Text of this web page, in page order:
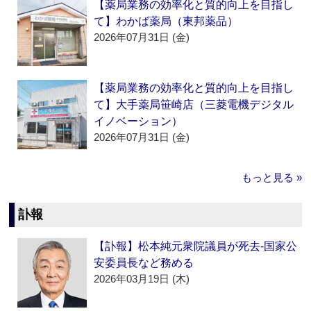
【薬局業務の効率化と質的向上を目指し
て】わかば薬局（東邦薬品）
2026年07月31日 (金)
【薬局業務の効率化と質的向上を目指し
て】大手薬局笹崎店（三菱電機デジタル
イノベーション）
2026年07月31日 (金)
もっと見る »
訃報
【訃報】松本純元衆院議員が死去‐国家公
安委員長など務める
2026年03月19日 (木)